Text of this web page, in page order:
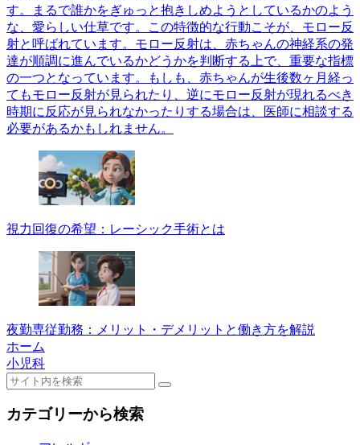
す。まるで誰かをぎゅっと抱きしめようとしているかのよう
な、愛らしい仕草です。この特徴的な行動こそが、モロー反
射と呼ばれています。モロー反射は、赤ちゃんの神経系の発
達が順調に進んでいるかどうかを判断する上で、重要な指標
の一つとなっています。もしも、赤ちゃんが生後数ヶ月経っ
てもモロー反射が見られたり、逆にモロー反射が現れるべき
時期に反応が見られなかったりする場合は、医師に相談する
必要があるかもしれません。
視力回復の希望：レーシック手術とは
夜勤専従勤務：メリット・デメリットと働き方を解説
ホーム
小児科
カテゴリーから検索